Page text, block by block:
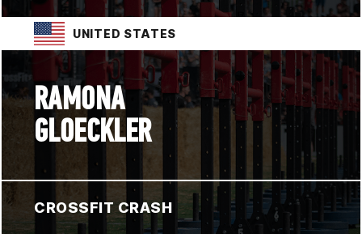
UNITED STATES
RAMONA
GLOECKLER
CROSSFIT CRASH